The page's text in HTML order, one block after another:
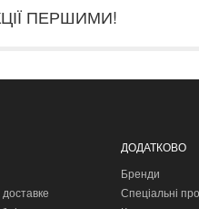
ПЕРШИМИ!
ДОДАТКОВО
Бренди
Спеціальні